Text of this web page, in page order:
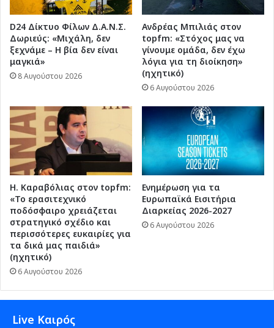
D24 Δίκτυο Φίλων Δ.Α.Ν.Σ.
Δωριεύς: «Μιχάλη, δεν
ξεχνάμε – Η βία δεν είναι
μαγκιά»
8 Αυγούστου 2026
Ανδρέας Μπιλιάς στον
topfm: «Στόχος μας να
γίνουμε ομάδα, δεν έχω
λόγια για τη διοίκηση»
(ηχητικό)
6 Αυγούστου 2026
Η. Καραβόλιας στον topfm:
«Το ερασιτεχνικό
ποδόσφαιρο χρειάζεται
στρατηγικό σχέδιο και
περισσότερες ευκαιρίες για
τα δικά μας παιδιά»
(ηχητικό)
6 Αυγούστου 2026
Ενημέρωση για τα
Ευρωπαϊκά Εισιτήρια
Διαρκείας 2026-2027
6 Αυγούστου 2026
Live Καιρός